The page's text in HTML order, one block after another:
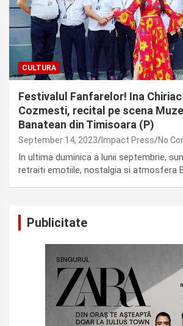
CULTURA
Festivalul Fanfarelor! Ina
Cozmesti, recital pe scena
Banatean din Timisoara (P)
September 14, 2023 Impact Press No
In ultima duminica a lunii septembrie,
retraiti emotiile, nostalgia si atmosfera
Publicitate